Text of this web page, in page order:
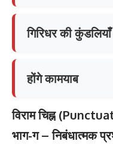
गिरिधर की कुंडलियाँ
होंगे कामयाब
विरामचिह्न
भाग-ग –निबंधात्मक